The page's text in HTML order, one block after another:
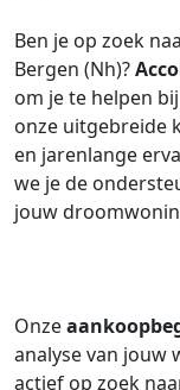
Ben je op zoek
Bergen (Nh)?
om je te helpen
onze uitgebreide
en jarenlange
we je de
jouw
Onze
analyse van jouw
actief op zoek